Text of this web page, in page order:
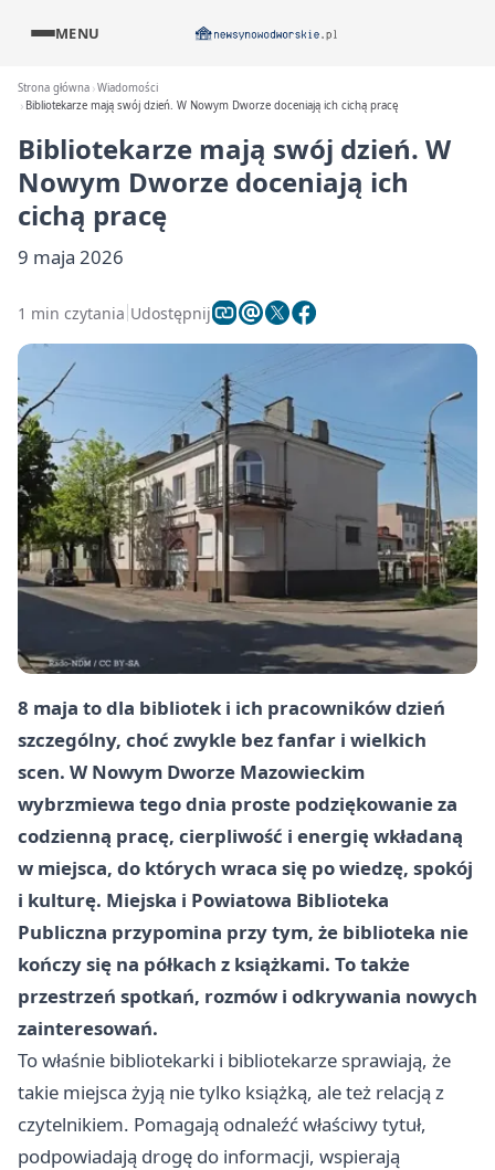
MENU
Strona główna Wiadomości
Bibliotekarze mają swój dzień. W Nowym Dworze doceniają ich cichą pracę
Bibliotekarze mają swój dzień. W
Nowym Dworze doceniają ich
cichą pracę
9 maja 2026
1 min czytania Udostępnij
8 maja to dla bibliotek i ich pracowników dzień
szczególny, choć zwykle bez fanfar i wielkich
scen. W Nowym Dworze Mazowieckim
wybrzmiewa tego dnia proste podziękowanie za
codzienną pracę, cierpliwość i energię wkładaną
w miejsca, do których wraca się po wiedzę, spokój
i kulturę. Miejska i Powiatowa Biblioteka
Publiczna przypomina przy tym, że biblioteka nie
kończy się na półkach z książkami. To także
przestrzeń spotkań, rozmów i odkrywania nowych
zainteresowań.
To właśnie bibliotekarki i bibliotekarze sprawiają, że
takie miejsca żyją nie tylko książką, ale też relacją z
czytelnikiem. Pomagają odnaleźć właściwy tytuł,
podpowiadają drogę do informacji, wspierają